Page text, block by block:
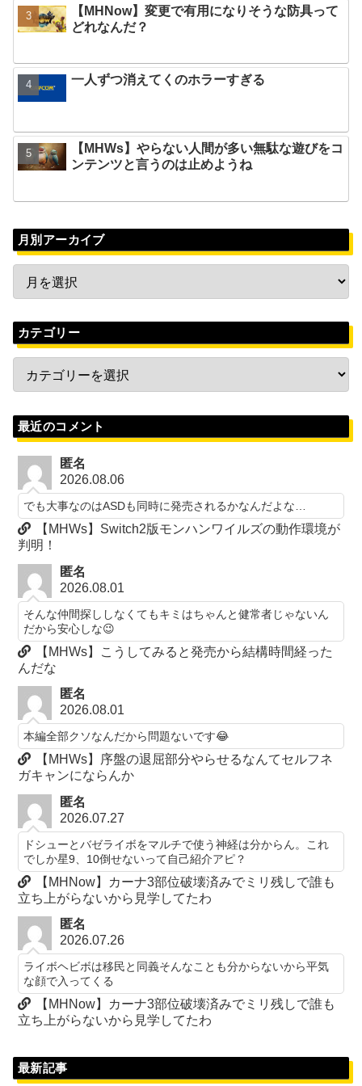
【MHNow】変更で有用になりそうな防具って
どれなんだ？
一人ずつ消えてくのホラーすぎる
【MHWs】やらない人間が多い無駄な遊びをコ
ンテンツと言うのは止めようね
月別アーカイブ
カテゴリー
最近のコメント
匿名
2026.08.06
でも大事なのはASDも同時に発売されるかなんだよな…
【MHWs】Switch2版モンハンワイルズの動作環境が
判明！
匿名
2026.08.01
そんな仲間探ししなくてもキミはちゃんと健常者じゃないん
だから安心しな😉
【MHWs】こうしてみると発売から結構時間経った
んだな
匿名
2026.08.01
本編全部クソなんだから問題ないです😂
【MHWs】序盤の退屈部分やらせるなんてセルフネ
ガキャンにならんか
匿名
2026.07.27
ドシューとバゼライボをマルチで使う神経は分からん。これ
でしか星9、10倒せないって自己紹介アピ？
【MHNow】カーナ3部位破壊済みでミリ残しで誰も
立ち上がらないから見学してたわ
匿名
2026.07.26
ライボヘビボは移民と同義そんなことも分からないから平気
な顔で入ってくる
【MHNow】カーナ3部位破壊済みでミリ残しで誰も
立ち上がらないから見学してたわ
最新記事